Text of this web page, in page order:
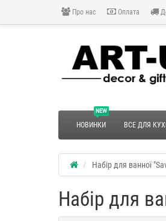
Про нас Оплата
NEW
НОВИНКИ ВСЕ ДЛЯ
Набір для ванної
Набір для